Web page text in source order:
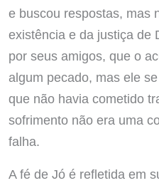
e buscou respostas, mas
existência e da justiça de
por seus amigos, que o
algum pecado, mas ele
que não havia cometido
sofrimento não era uma
falha.
A fé de Jó é refletida em